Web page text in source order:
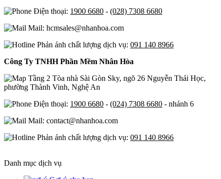
Điện thoại: 1900 6680 - (028) 7308 6680
Mail: hcmsales@nhanhoa.com
Phản ánh chất lượng dịch vụ: 091 140 8966
Công Ty TNHH Phần Mềm Nhân Hòa
Tầng 2 Tòa nhà Sài Gòn Sky, ngõ 26 Nguyễn Thái Học,
phường Thành Vinh, Nghệ An
Điện thoại: 1900 6680 - (024) 7308 6680 - nhánh 6
Mail: contact@nhanhoa.com
Phản ánh chất lượng dịch vụ: 091 140 8966
Danh mục dịch vụ